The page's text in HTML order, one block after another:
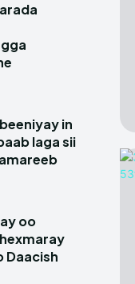
in
laga sii
oo
Daacish